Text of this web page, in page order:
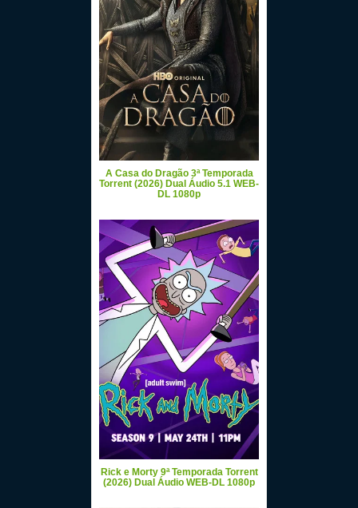
A Casa do Dragão 3ª Temporada
Torrent (2026) Dual Áudio 5.1 WEB-
DL 1080p
Rick e Morty 9ª Temporada Torrent
(2026) Dual Áudio WEB-DL 1080p